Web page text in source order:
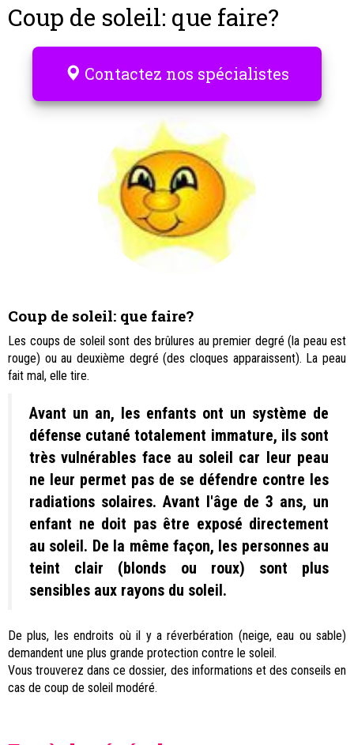
Coup de soleil: que faire?
Contactez nos spécialistes
Coup de soleil: que faire?
Les coups de soleil sont des brûlures au premier degré (la peau est
rouge) ou au deuxième degré (des cloques apparaissent). La peau
fait mal, elle tire.
Avant un an, les enfants ont un système de
défense cutané totalement immature, ils sont
très vulnérables face au soleil car leur peau
ne leur permet pas de se défendre contre les
radiations solaires. Avant l'âge de 3 ans, un
enfant ne doit pas être exposé directement
au soleil. De la même façon, les personnes au
teint clair (blonds ou roux) sont plus
sensibles aux rayons du soleil.
De plus, les endroits où il y a réverbération (neige, eau ou sable)
demandent une plus grande protection contre le soleil.
Vous trouverez dans ce dossier, des informations et des conseils en
cas de coup de soleil modéré.